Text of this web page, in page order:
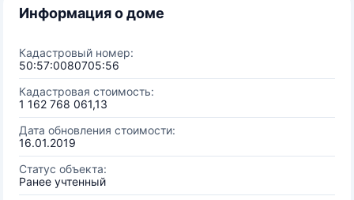
Информация о доме
Кадастровый номер:
50:57:0080705:56
Кадастровая стоимость:
1 162 768 061,13
Дата обновления стоимости:
16.01.2019
Статус объекта:
Ранее учтенный